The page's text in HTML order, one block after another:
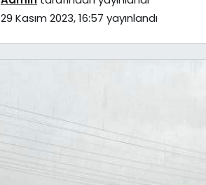
29 Kasım 2023, 16:57 yayınlandı